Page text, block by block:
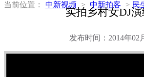
当前位置： 中新视频 > 中新拍客 > 民
实拍乡村女DJ
发布时间：2014年02